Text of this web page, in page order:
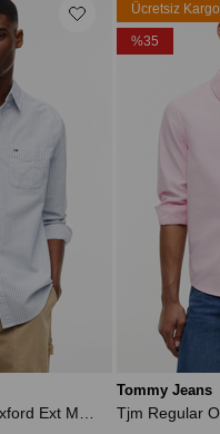
Tommy Jeans
Ücretsiz Kargo
%35